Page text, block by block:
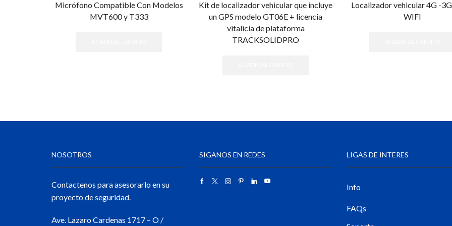
Micrófono Compatible Con Modelos
MVT600 y T333
Kit de localizador vehicular que incluye
un GPS modelo GT06E + licencia
vitalicia de plataforma
TRACKSOLIDPRO
Localizador vehicular 4G -
WIFI
NOSOTROS
Contactenos para asesorarlo en su
proyecto de seguridad.
Ave. Lazaro Cardenas 1717 – O /
SIGANOS EN REDES LIGAS DE INTERES
Info
FAQs